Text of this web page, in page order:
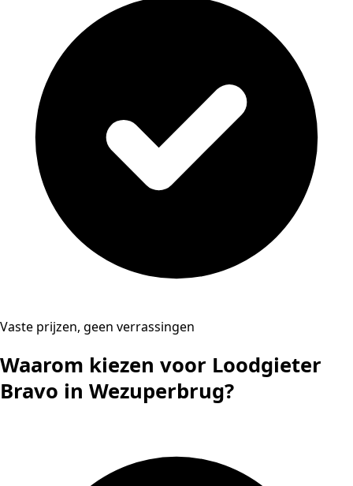
Vaste prijzen, geen verrassingen
Waarom kiezen voor Loodgieter
Bravo in Wezuperbrug?